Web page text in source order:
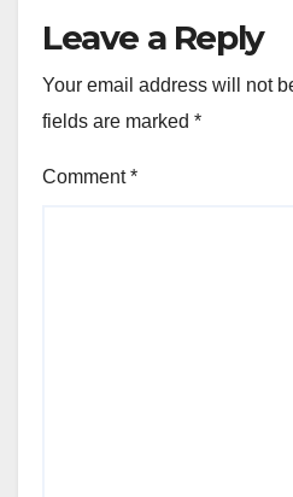
Leave a Reply
Your email address will not
fields are marked *
Comment*